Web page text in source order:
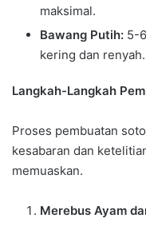
maksimal.
Bawang Putih: 5-
kering dan renyah.
Langkah-Langkah
Proses pembuatan
kesabaran dan
memuaskan.
Merebus Ayam